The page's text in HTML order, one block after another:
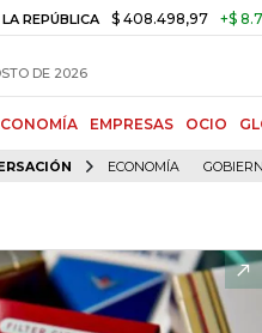
$ 408.498,97 +$ 8.753,81
DE 2026
EMPRESAS OCIO
ECONOMÍA